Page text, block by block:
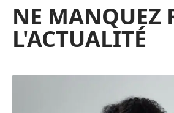
NE MANQUEZ
L'ACTUALITÉ